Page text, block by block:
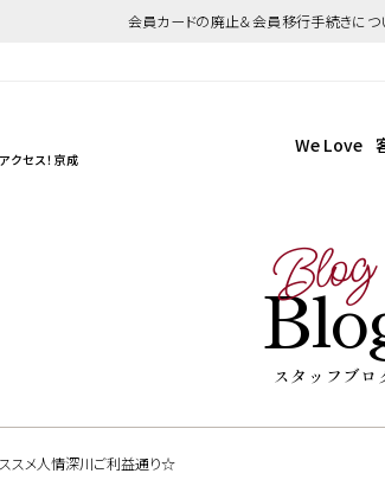
会員カードの廃止＆会員移行手続きに
クセス！京成
We Love
Blog
スタッフブロ
スメ人情深川ご利益通り☆